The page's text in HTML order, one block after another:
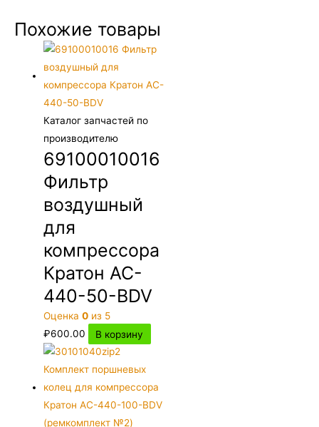
Похожие товары
Каталог запчастей по
производителю
69100010016
Фильтр
воздушный
для
компрессора
Кратон AC-
440-50-BDV
Оценка0 из 5
₽600.00 В корзину